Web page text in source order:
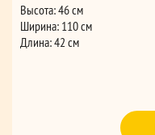
Высота: 46 см
Ширина: 110 см
Длина: 42 см